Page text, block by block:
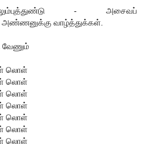
- அசைவப்
அண்ணனுக்கு வாழ்த்துக்கள்.
வேணும்
லொள்
லொள்
லொள்
லொள்
லொள்
லொள்
லொள்